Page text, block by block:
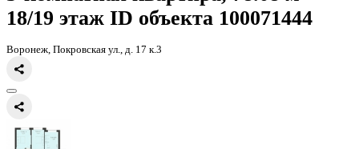
78.08кв.м
3-комнатная квартира, 78.08
18/19 этаж